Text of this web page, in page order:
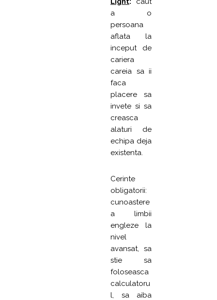
a o
persoana
aflata la
inceput de
cariera
careia sa ii
faca
placere sa
invete si sa
creasca
alaturi de
echipa deja
existenta.
Cerinte
obligatorii:
cunoastere
a limbii
engleze la
nivel
avansat, sa
stie sa
foloseasca
calculatoru
l, sa aiba